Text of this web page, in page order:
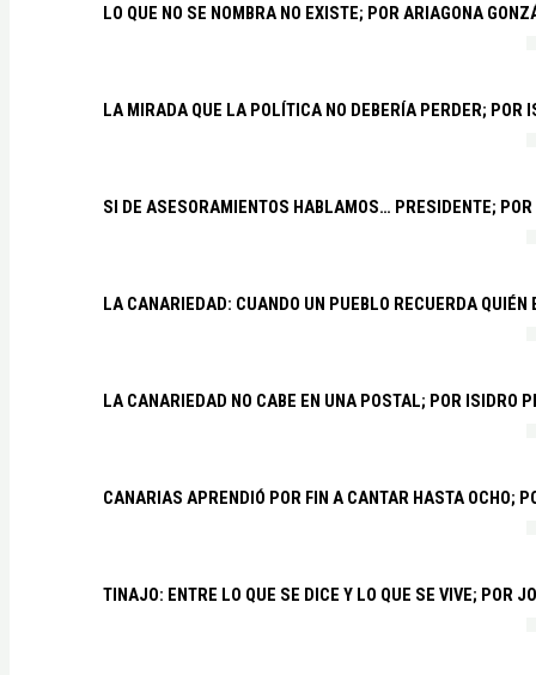
LO QUE NO SE NOMBRA NO EXISTE; POR ARIAGONA
LA MIRADA QUE LA POLÍTICA NO DEBERÍA PERDER; POR
SI DE ASESORAMIENTOS HABLAMOS… PRESIDENTE;
LA CANARIEDAD: CUANDO UN PUEBLO RECUERDA QUIÉN
LA CANARIEDAD NO CABE EN UNA POSTAL; POR ISIDRO
CANARIAS APRENDIÓ POR FIN A CANTAR HASTA OCHO;
TINAJO: ENTRE LO QUE SE DICE Y LO QUE SE VIVE; POR